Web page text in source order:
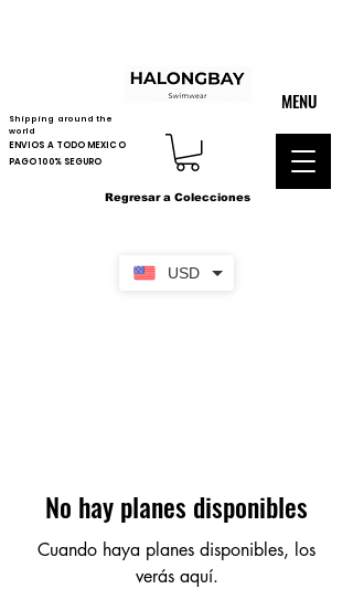
USD
Shipping around the
world
Regresar a Colecciones
ENVIOS A TODO MEXICO
MENU
PAGO 100% SEGURO
No hay planes disponibles
Cuando haya planes disponibles, los
verás aquí.